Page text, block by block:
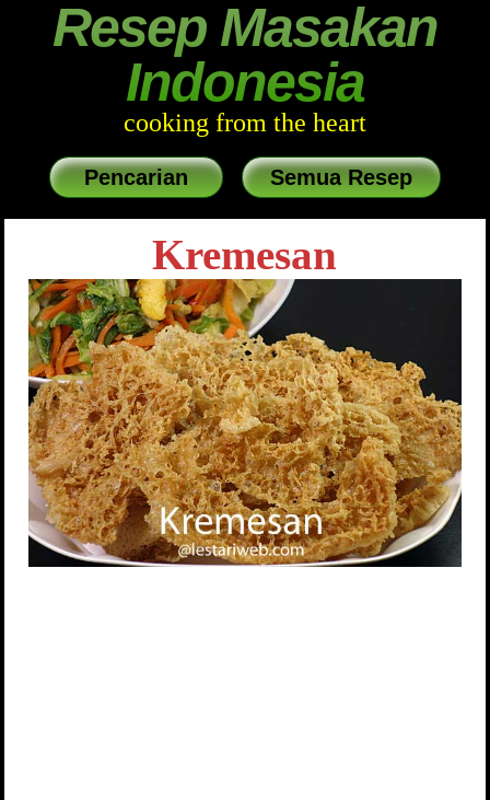
Resep Masakan
Indonesia
cooking from the heart
Pencarian Semua Resep
Kremesan